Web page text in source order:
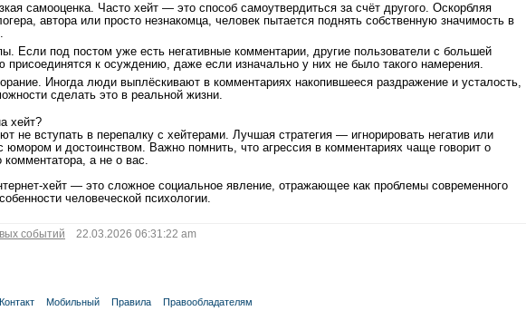
самооценка. Часто хейт — это способ самоутвердиться за счёт другого. Оскорбляя
автора или просто незнакомца, человек пытается поднять собственную значимость в
Если под постом уже есть негативные комментарии, другие пользователи с большей
присоединятся к осуждению, даже если изначально у них не было такого намерения.
Иногда люди выплёскивают в комментариях накопившееся раздражение и усталость,
сделать это в реальной жизни.
хейт?
не вступать в перепалку с хейтерами. Лучшая стратегия — игнорировать негатив или
юмором и достоинством. Важно помнить, что агрессия в комментариях чаще говорит о
комментатора, а не о вас.
хейт — это сложное социальное явление, отражающее как проблемы современного
человеческой психологии.
событий 22.03.2026 06:31:22 am
Контакт Мобильный Правила Правообладателям